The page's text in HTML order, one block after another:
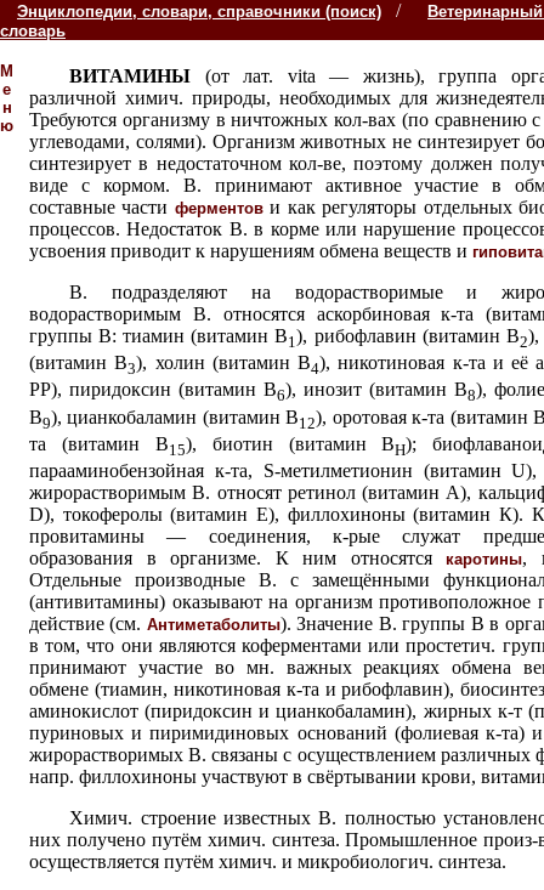
Энциклопедии, словари, справочники (поиск) /
словарь
М
е
н
ю
ВИТАМИНЫ (от лат. vita — жизнь), группа
различной химич. природы, необходимых для
Требуются организму в ничтожных кол-вах (по сравнению
углеводами, солями). Организм животных не синтезирует
синтезирует в недостаточном кол-ве, поэтому должен
виде с кормом. В. принимают активное участие в
составные части ферментови как регуляторы отдельных
процессов. Недостаток В. в корме или нарушение
усвоения приводит к нарушениям обмена веществ и
В. подразделяют на водорастворимые и
водорастворимым В. относятся аскорбиновая к-та
группы В: тиамин (витамин B1), рибофлавин (витамин В2),
(витамин В3), холин (витамин В4), никотиновая к-та и её
PP), пиридоксин (витамин В6), инозит (витамин В8),
В9), цианкобаламин (витамин В12), оротовая к-та (витамин
та (витамин B15), биотин (витамин BH);
парааминобензойная к-та, S-метилметионин (витамин
жирорастворимым В. относят ретинол (витамин А),
D), токоферолы (витамин Е), филлохиноны (витамин К).
провитамины — соединения, к-рые служат
образования в организме. К ним относятся каротины,
Отдельные производные В. с замещёнными
(антивитамины) оказывают на организм противоположное
действие (см. Антиметаболиты). Значение В. группы B в
в том, что они являются коферментами или простетич.
принимают участие во мн. важных реакциях обмена
обмене (тиамин, никотиновая к-та и рибофлавин),
аминокислот (пиридоксин и цианкобаламин), жирных к-т
пуриновых и пиримидиновых оснований (фолиевая к-та)
жирорастворимых В. связаны с осуществлением различных
напр. филлохиноны участвуют в свёртывании крови,
Химич. строение известных В. полностью
них получено путёмхимич. синтеза. Промышленное произ-
осуществляется путём химич. и микробиологич. синтеза.